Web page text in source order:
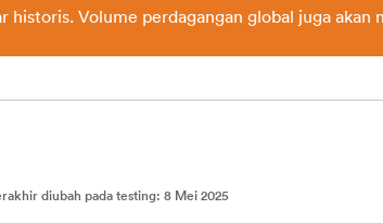
historis. Volume perdagangan global juga akan
diubah pada testing: 8 Mei 2025